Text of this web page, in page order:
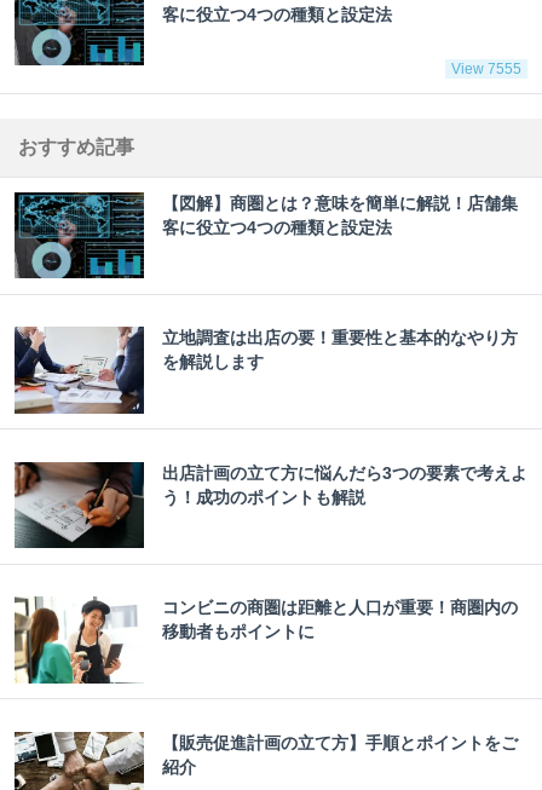
客に役立つ4つの種類と設定法
View 7555
おすすめ記事
【図解】商圏とは？意味を簡単に解説！店舗集
客に役立つ4つの種類と設定法
立地調査は出店の要！重要性と基本的なやり方
を解説します
出店計画の立て方に悩んだら3つの要素で考えよ
う！成功のポイントも解説
コンビニの商圏は距離と人口が重要！商圏内の
移動者もポイントに
【販売促進計画の立て方】手順とポイントをご
紹介